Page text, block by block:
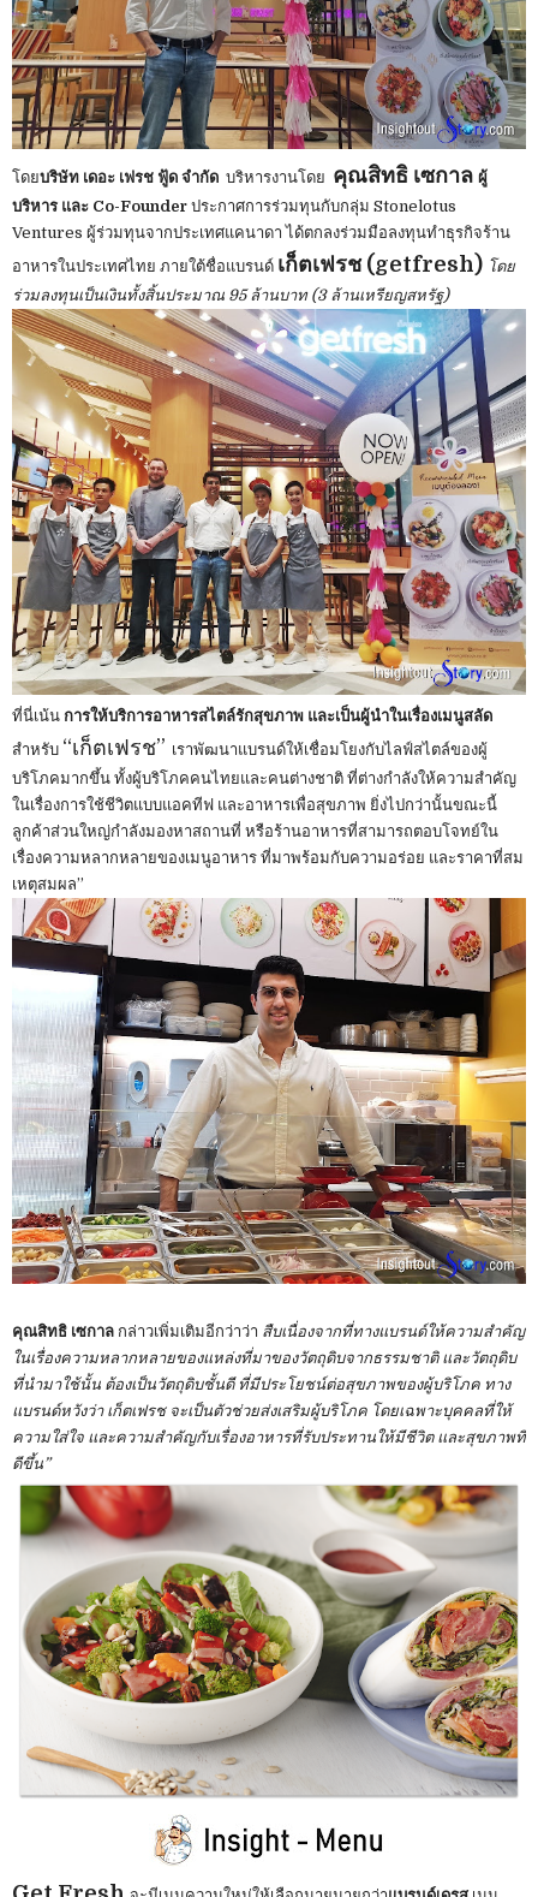
โดยบริษัท เดอะ เฟรช ฟู้ด จำกัด บริหารงานโดย คุณสิทธิ เซกาล ผู้
บริหาร และ Co-Founder ประกาศการร่วมทุนกับกลุ่ม Stonelotus
Ventures ผู้ร่วมทุนจากประเทศแคนาดา ได้ตกลงร่วมมือลงทุนทำธุรกิจร้าน
อาหารในประเทศไทย ภายใต้ชื่อแบรนด์ เก็ตเฟรช (getfresh) โดย
ร่วมลงทุนเป็นเงินทั้งสิ้นประมาณ 95 ล้านบาท (3 ล้านเหรียญสหรัฐ)
ที่นี่เน้น การให้บริการอาหารสไตล์รักสุขภาพ และเป็นผู้นำในเรื่องเมนูสลัด
สำหรับ “เก็ตเฟรช” เราพัฒนาแบรนด์ให้เชื่อมโยงกับไลฟ์สไตล์ของผู้
บริโภคมากขึ้น ทั้งผู้บริโภคคนไทยและคนต่างชาติ ที่ต่างกำลังให้ความสำคัญ
ในเรื่องการใช้ชีวิตแบบแอคทีฟ และอาหารเพื่อสุขภาพ ยิ่งไปกว่านั้นขณะนี้
ลูกค้าส่วนใหญ่กำลังมองหาสถานที่ หรือร้านอาหารที่สามารถตอบโจทย์ใน
เรื่องความหลากหลายของเมนูอาหาร ที่มาพร้อมกับความอร่อย และราคาที่สม
เหตุสมผล”
คุณสิทธิ เซกาล กล่าวเพิ่มเติมอีกว่าว่า สืบเนื่องจากที่ทางแบรนด์ให้ความสำคัญ
ในเรื่องความหลากหลายของแหล่งที่มาของวัตถุดิบจากธรรมชาติ และวัตถุดิบ
ที่นำมาใช้นั้น ต้องเป็นวัตถุดิบชั้นดี ที่มีประโยชน์ต่อสุขภาพของผู้บริโภค ทาง
แบรนด์หวังว่า เก็ตเฟรช จะเป็นตัวช่วยส่งเสริมผู้บริโภค โดยเฉพาะบุคคลที่ให้
ความใส่ใจ และความสำคัญกับเรื่องอาหารที่รับประทานให้มีชีวิต และสุขภาพที่
ดีขึ้น”